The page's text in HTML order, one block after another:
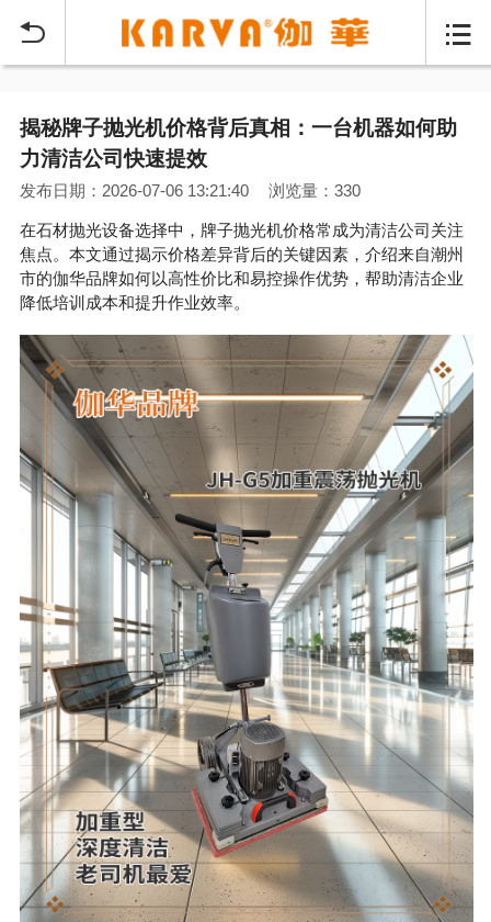
 
揭秘牌子抛光机价格背后真相：一台机器如何助
力清洁公司快速提效
发布日期：2026-07-06 13:21:40 浏览量：330
在石材抛光设备选择中，牌子抛光机价格常成为清洁公司关注
焦点。本文通过揭示价格差异背后的关键因素，介绍来自潮州
市的伽华品牌如何以高性价比和易控操作优势，帮助清洁企业
降低培训成本和提升作业效率。